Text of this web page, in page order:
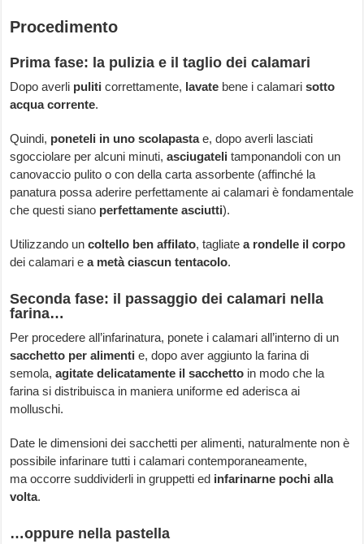
Procedimento
Prima fase: la pulizia e il taglio dei calamari
Dopo averli puliti correttamente, lavate bene i calamari sotto
acqua corrente.
Quindi, poneteli in uno scolapastae, dopo averli lasciati
sgocciolare per alcuni minuti,asciugateli tamponandoli con un
canovaccio pulito o con della carta assorbente (affinché la
panatura possa aderire perfettamente ai calamari è fondamentale
che questi siano perfettamente asciutti).
Utilizzando un coltello ben affilato, tagliatea rondelle il corpo
dei calamari ea metà ciascun tentacolo.
Seconda fase: il passaggio dei calamari nella
farina…
Per procedere all’infarinatura, ponete i calamari all’interno di un
sacchetto per alimenti e, dopo aver aggiunto la farina di
semola,agitate delicatamente il sacchetto in modo che la
farina si distribuisca in maniera uniforme ed aderisca ai
molluschi.
Date le dimensioni dei sacchetti per alimenti, naturalmente non è
possibile infarinare tutti i calamari contemporaneamente,
ma occorre suddividerli in gruppetti ed infarinarne pochi alla
volta.
…oppure nella pastella